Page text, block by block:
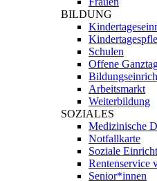
BILDUNG
Schulen
Offene
Arbeitsmarkt
Weiterbildung
SOZIALES
Medizinische
Notfallkarte
Soziale
Rentenservice
Senior*innen